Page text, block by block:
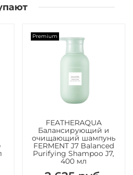
Premium
FEATHERAQUA
Балансирующий и
очищающий шампунь
FERMENT J7 Balanced
Purifying Shampoo J7,
400 мл